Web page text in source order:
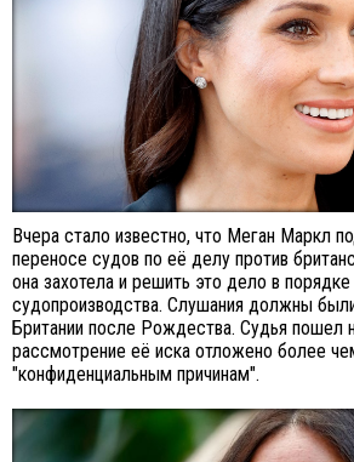
Вчера стало известно, что Меган Маркл
переносе судов по её делу против
она захотела и решить это дело в
судопроизводства. Слушания должны
Британии после Рождества. Судья пошел
рассмотрение её иска отложено более
"конфиденциальным причинам".